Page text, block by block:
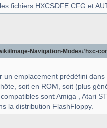
fichiers HXCSDFE.CFG et
Image-Navigation-Modes#hxc-
emplacement prédéfini
soit en ROM, soit (plus
sont Amiga , Atari
la distribution FlashFloppy.